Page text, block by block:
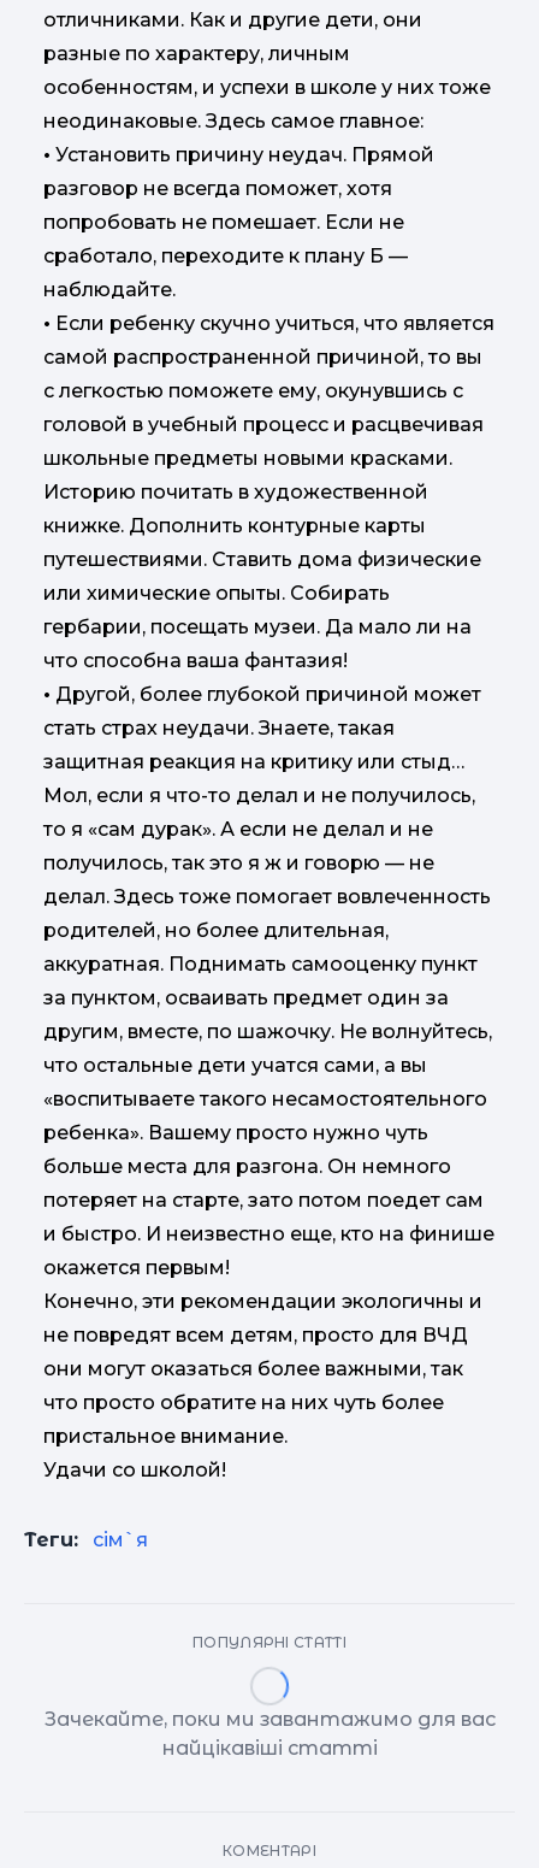
отличниками. Как и другие дети, они
разные по характеру, личным
особенностям, и успехи в школе у них тоже
неодинаковые. Здесь самое главное:
• Установить причину неудач. Прямой
разговор не всегда поможет, хотя
попробовать не помешает. Если не
сработало, переходите к плану Б —
наблюдайте.
• Если ребенку скучно учиться, что является
самой распространенной причиной, то вы
с легкостью поможете ему, окунувшись с
головой в учебный процесс и расцвечивая
школьные предметы новыми красками.
Историю почитать в художественной
книжке. Дополнить контурные карты
путешествиями. Ставить дома физические
или химические опыты. Собирать
гербарии, посещать музеи. Да мало ли на
что способна ваша фантазия!
• Другой, более глубокой причиной может
стать страх неудачи. Знаете, такая
защитная реакция на критику или стыд…
Мол, если я что-то делал и не получилось,
то я «сам дурак». А если не делал и не
получилось, так это я ж и говорю — не
делал. Здесь тоже помогает вовлеченность
родителей, но более длительная,
аккуратная. Поднимать самооценку пункт
за пунктом, осваивать предмет один за
другим, вместе, по шажочку. Не волнуйтесь,
что остальные дети учатся сами, а вы
«воспитываете такого несамостоятельного
ребенка». Вашему просто нужно чуть
больше места для разгона. Он немного
потеряет на старте, зато потом поедет сам
и быстро. И неизвестно еще, кто на финише
окажется первым!
Конечно, эти рекомендации экологичны и
не повредят всем детям, просто для ВЧД
они могут оказаться более важными, так
что просто обратите на них чуть более
пристальное внимание.
Удачи со школой!
Теги: сім`я
ПОПУЛЯРНІ СТАТТІ
Зачекайте, поки ми завантажимо для вас
найцікавіші статті
КОМЕНТАРІ